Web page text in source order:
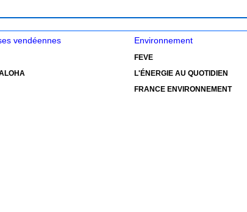
vendéennes Environnement
FEVE
L'ÉNERGIE AU QUOTIDIEN
FRANCE ENVIRONNEMENT